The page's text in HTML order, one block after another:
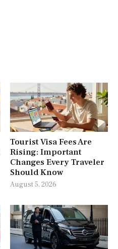
Tourist Visa Fees Are
Rising: Important
Changes Every Traveler
Should Know
August 5, 2026